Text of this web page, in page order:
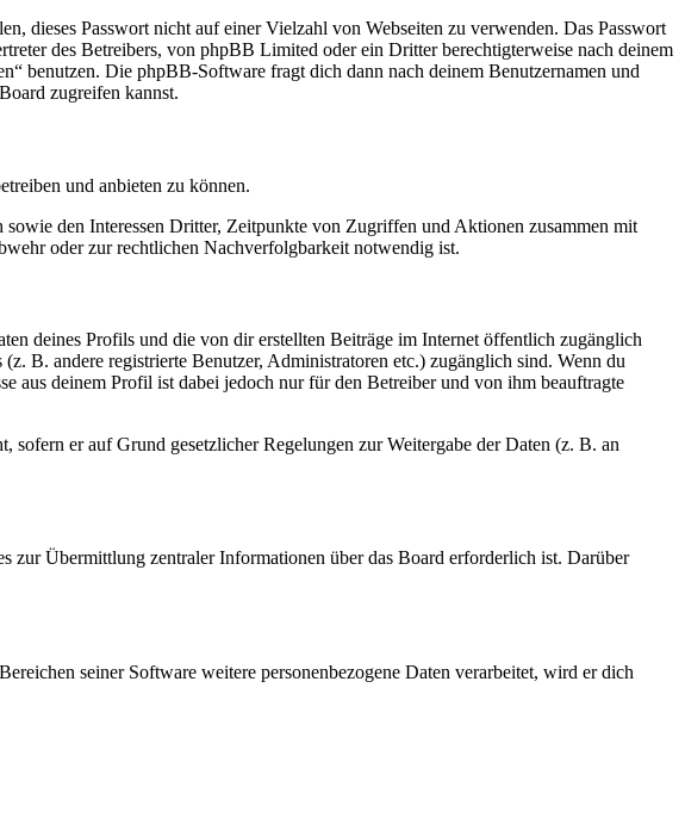
dieses Passwort nicht auf einer Vielzahl von Webseiten zu verwenden. Das Passwort
des Betreibers, von phpBB Limited oder ein Dritter berechtigterweise nach deinem
benutzen. Die phpBB-Software fragt dich dann nach deinem Benutzernamen und
zugreifen kannst.
und anbieten zu können.
den Interessen Dritter, Zeitpunkte von Zugriffen und Aktionen zusammen mit
oder zur rechtlichen Nachverfolgbarkeit notwendig ist.
deines Profils und die von dir erstellten Beiträge im Internet öffentlich zugänglich
B. andere registrierte Benutzer, Administratoren etc.) zugänglich sind. Wenn du
aus deinem Profil ist dabei jedoch nur für den Betreiber und von ihm beauftragte
er auf Grund gesetzlicher Regelungen zur Weitergabe der Daten (z. B. an
zur Übermittlung zentraler Informationen über das Board erforderlich ist. Darüber
seiner Software weitere personenbezogene Daten verarbeitet, wird er dich